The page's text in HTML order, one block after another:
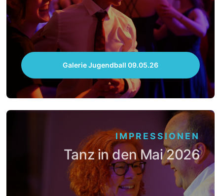
Galerie Jugendball 09.05.26
IMPRESSIONEN
Tanz in den Mai 2026